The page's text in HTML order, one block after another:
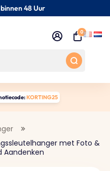
48 Uur
0/5
0
KORTING25
met Foto &
Aandenken